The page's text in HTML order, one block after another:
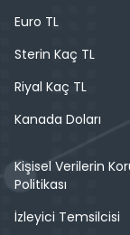
Euro TL
Sterin Kaç TL
Riyal Kaç TL
Kanada Doları
Kişisel Verilerin
Politikası
İzleyici Temsilcisi